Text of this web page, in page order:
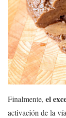
Finalmente, el
activación de la